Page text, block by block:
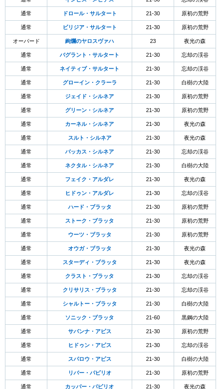
通常 ドロール・サルタート 21-30 原初の荒野
通常 ビリジア・サルタート 21-30 原初の荒野
オーバード 絢爛のヤロスヴァハ 23 夜光の森
通常 バグラント・サルタート 21-30 忘却の渓谷
通常 ネイティブ・サルタート 21-30 忘却の渓谷
通常 グローイン・クラーラ 21-30 白樹の大陸
通常 ジェイド・シルネア 21-30 原初の荒野
通常 グリーン・シルネア 21-30 原初の荒野
通常 カーネル・シルネア 21-30 夜光の森
通常 スルト・シルネア 21-30 夜光の森
通常 バッカス・シルネア 21-30 忘却の渓谷
通常 ネクタル・シルネア 21-30 白樹の大陸
通常 フェイク・アルダレ 21-30 夜光の森
通常 ヒドゥン・アルダレ 21-30 忘却の渓谷
通常 ハード・ブラッタ 21-30 原初の荒野
通常 ストーク・ブラッタ 21-30 原初の荒野
通常 ウーツ・ブラッタ 21-30 原初の荒野
通常 オウガ・ブラッタ 21-30 夜光の森
通常 スターディ・ブラッタ 21-30 夜光の森
通常 クラスト・ブラッタ 21-30 忘却の渓谷
通常 クリサリス・ブラッタ 21-30 忘却の渓谷
通常 シャルトー・ブラッタ 21-30 白樹の大陸
通常 ソニック・ブラッタ 21-60 黒鋼の大陸
通常 サバンナ・アピス 21-30 原初の荒野
通常 ヒドゥン・アピス 21-30 忘却の渓谷
通常 スパロウ・アピス 21-30 白樹の大陸
通常 リバー・パピリオ 21-30 原初の荒野
通常 カッパー・パピリオ 21-30 夜光の森